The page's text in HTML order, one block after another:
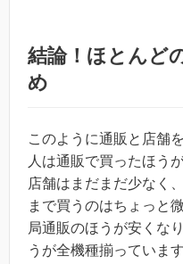
結論！ほとんど
め
このように通販と店舗
人は通販で買ったほう
店舗はまだまだ少なく
まで買うのはちょっと
局通販のほうが安くな
うが全機種揃っていま